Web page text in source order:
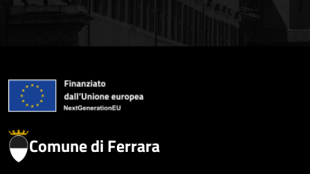
Comune di Ferrara